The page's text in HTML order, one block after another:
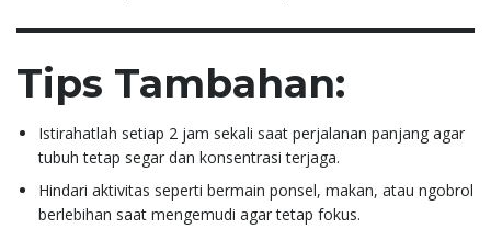
Tips Tambahan:
Istirahatlah setiap 2 jam sekali saat perjalanan panjang agar
tubuh tetap segar dan konsentrasi terjaga.
Hindari aktivitas seperti bermain ponsel, makan, atau ngobrol
berlebihan saat mengemudi agar tetap fokus.